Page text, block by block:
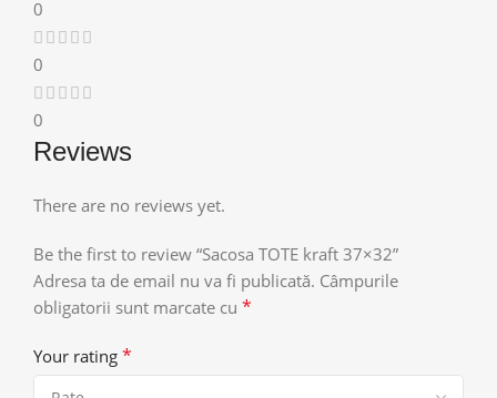
0
0
0
Reviews
There are no reviews yet.
Be the first to review “Sacosa TOTE kraft 37×32”
Adresa ta de email nu va fi publicată. Câmpurile
obligatorii sunt marcate cu *
Your rating *